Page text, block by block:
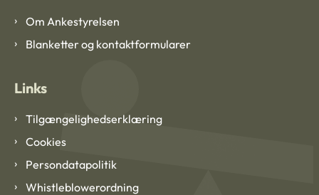
Om Ankestyrelsen
Blanketter og kontaktformularer
Links
Tilgængelighedserklæring
Cookies
Persondatapolitik
Whistleblowerordning